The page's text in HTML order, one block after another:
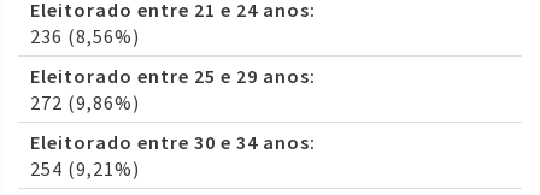
Eleitorado entre 21 e 24 anos:
236 (8,56%)
Eleitorado entre 25 e 29 anos:
272 (9,86%)
Eleitorado entre 30 e 34 anos:
254 (9,21%)